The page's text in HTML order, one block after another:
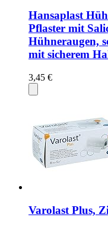
Hansaplast
Pflaster mit
Hühneraugen,
mit sicherem
3,45 €
Varolast Plus,